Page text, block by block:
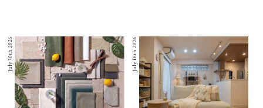
July 30th 2026 July 16th 2026